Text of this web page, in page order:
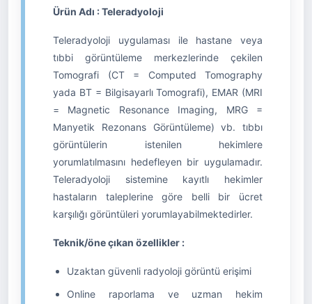
Ürün Adı : Teleradyoloji
Teleradyoloji uygulaması ile hastane veya
tıbbi görüntüleme merkezlerinde çekilen
Tomografi (CT = Computed Tomography
yada BT = Bilgisayarlı Tomografi), EMAR (MRI
= Magnetic Resonance Imaging, MRG =
Manyetik Rezonans Görüntüleme) vb. tıbbı
görüntülerin istenilen hekimlere
yorumlatılmasını hedefleyen bir uygulamadır.
Teleradyoloji sistemine kayıtlı hekimler
hastaların taleplerine göre belli bir ücret
karşılığı görüntüleri yorumlayabilmektedirler.
Teknik/öne çıkan özellikler :
Uzaktan güvenli radyoloji görüntü erişimi
Online raporlama ve uzman hekim